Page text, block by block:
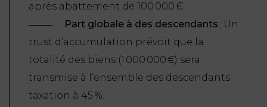
après abattement de 100 000 €.
Part globale à des descendants : Un
trust d’accumulation prévoit que la
totalité des biens (1 000 000 €) sera
transmise à l’ensemble des descendants :
taxation à 45 %.